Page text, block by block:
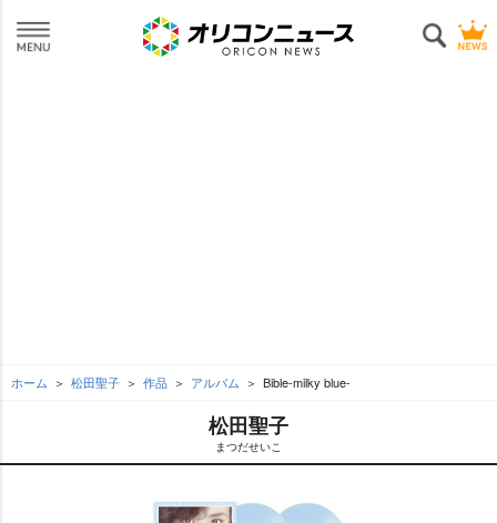
ホーム 松田聖子 作品 アルバム Bible-milky blue-
松田聖子
まつだせいこ